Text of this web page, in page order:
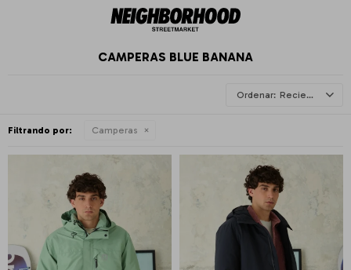
CAMPERAS BLUE BANANA
Recientes
Filtrando por: Camperas